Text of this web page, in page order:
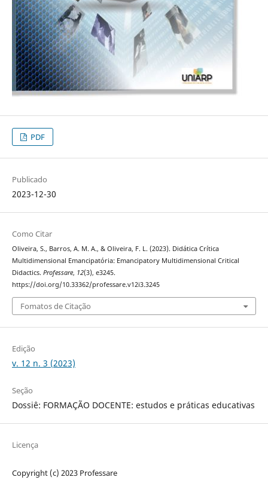
PDF
Publicado
2023-12-30
Como Citar
Oliveira, S., Barros, A. M. A., & Oliveira, F. L. (2023). Didática Crítica
Multidimensional Emancipatória: Emancipatory Multidimensional Critical
Didactics. Professare, 12(3), e3245.
https://doi.org/10.33362/professare.v12i3.3245
Fomatos de Citação
Edição
v. 12 n. 3 (2023)
Seção
Dossiê: FORMAÇÃO DOCENTE: estudos e práticas educativas
Licença
Copyright (c) 2023 Professare